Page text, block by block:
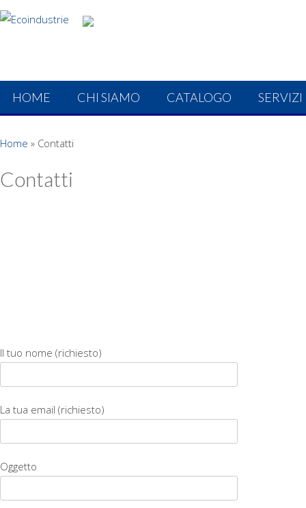
HOME CHI SIAMO CATALOGO SERVIZI
Home » Contatti
Contatti
Il tuo nome (richiesto)
La tua email (richiesto)
Oggetto